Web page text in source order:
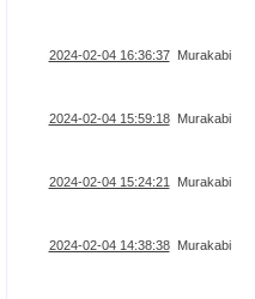
2024-02-04 16:36:37 Murakabi
2024-02-04 15:59:18 Murakabi
2024-02-04 15:24:21 Murakabi
2024-02-04 14:38:38 Murakabi